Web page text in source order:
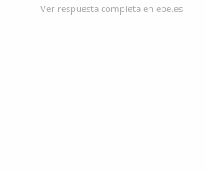
Ver respuesta completa en epe.es